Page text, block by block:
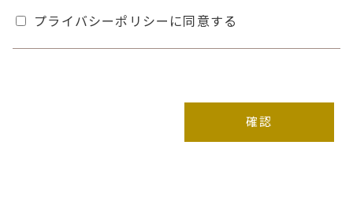
目的の他に以下の各号に定める目的で利用することがありま
当院は、患者様の個人情報を当院のセキュリティー管理基準
に基づき適正に管理し、不正なアクセスや漏洩、紛失、改ざ
プライバシーポリシーに同意する